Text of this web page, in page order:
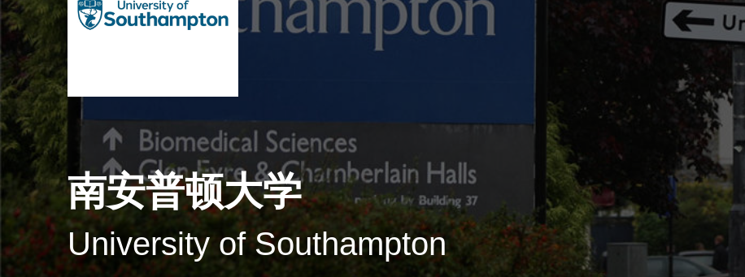
南安普顿大学
University of Southampton